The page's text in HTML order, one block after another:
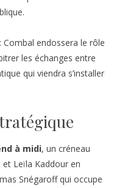
endossera le rôle
les échanges entre
qui viendra s’installer
à midi, un créneau
Leïla Kaddour en
Snégaroff qui occupe